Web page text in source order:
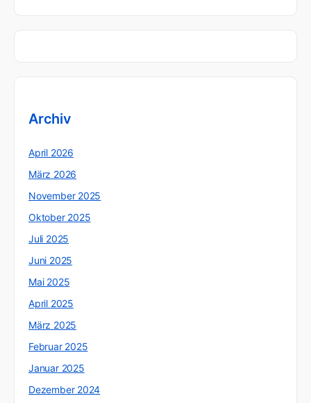
Archiv
April 2026
März 2026
November 2025
Oktober 2025
Juli 2025
Juni 2025
Mai 2025
April 2025
März 2025
Februar 2025
Januar 2025
Dezember 2024